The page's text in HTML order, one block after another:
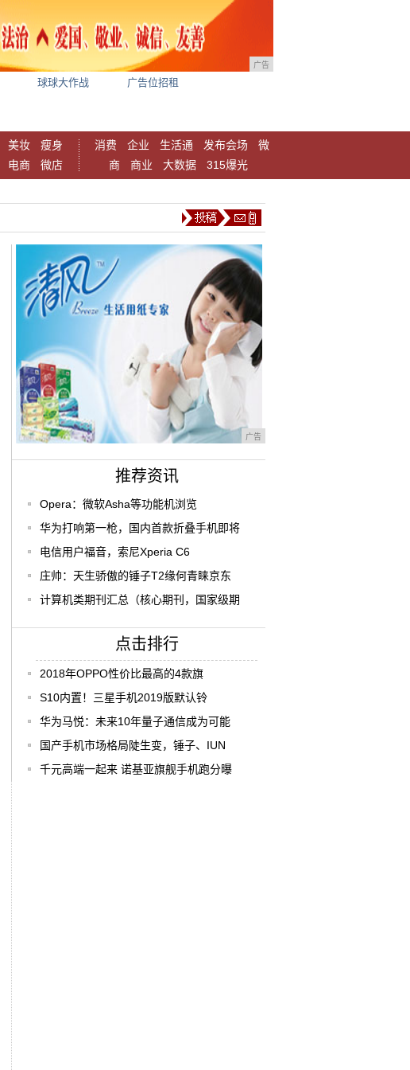
广告
球球大作战 广告位招租
美妆
瘦身
电商 微店
消费 企业 生活通 发布会场
微
商
商业 大数据 315爆光
广告
推荐资讯
Opera：微软Asha等功能机浏览
华为打响第一枪，国内首款折叠手机即将
电信用户福音，索尼Xperia C6
庄帅：天生骄傲的锤子T2缘何青睐京东
计算机类期刊汇总（核心期刊，国家级期
点击排行
2018年OPPO性价比最高的4款旗
S10内置！三星手机2019版默认铃
华为马悦：未来10年量子通信成为可能
国产手机市场格局陡生变，锤子、IUN
千元高端一起来 诺基亚旗舰手机跑分曝